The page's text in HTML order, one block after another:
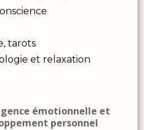
tarots
et relaxation
émotionnelle et
personnel